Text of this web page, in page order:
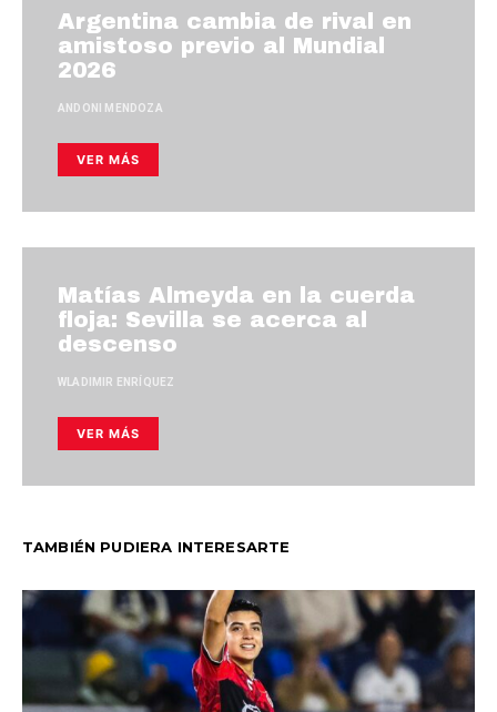
Argentina cambia de rival en
amistoso previo al Mundial
2026
ANDONI MENDOZA
VER MÁS
Matías Almeyda en la cuerda
floja: Sevilla se acerca al
descenso
WLADIMIR ENRÍQUEZ
VER MÁS
TAMBIÉN PUDIERA INTERESARTE